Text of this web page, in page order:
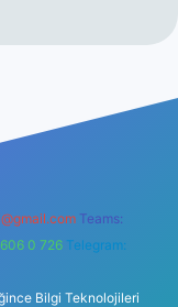
Teams:
0 726 Telegram:
Bilgi Teknolojileri